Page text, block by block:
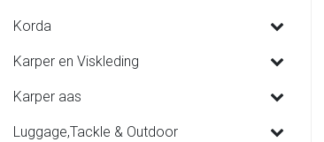
Korda
Karper en Viskleding
Karper aas
Luggage,Tackle & Outdoor